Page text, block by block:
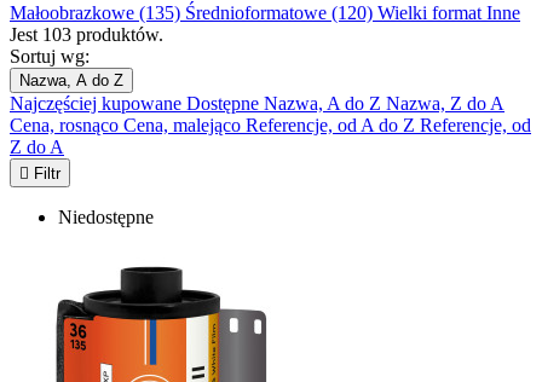
Małoobrazkowe (135) Średnioformatowe (120) Wielki format Inne
Jest 103 produktów.
Sortuj wg:
Nazwa, A do Z
Najczęściej kupowane Dostępne Nazwa, A do Z Nazwa, Z do A
Cena, rosnąco Cena, malejąco Referencje, od A do Z Referencje, od
Z do A
 Filtr
Niedostępne